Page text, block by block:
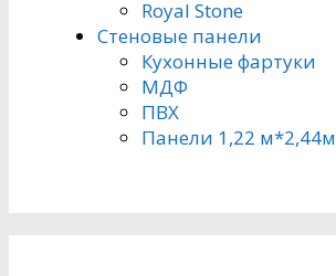
Royal Stone
Стеновые панели
Кухонные фартуки
МДФ
ПВХ
Панели 1,22 м*2,44м